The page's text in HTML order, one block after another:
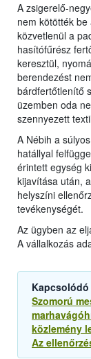
A zsigerelő-
nem kötötték
közvetlenül a
hasítófűrész
keresztül,
berendezést
bárdfertőtlenítő
üzemben oda
szennyezett
A Nébih a
hatállyal
érintett egység
kijavítása után,
helyszíni
tevékenységét.
Az ügyben az
A vállalkozás
Szomorú
közlemény
Az